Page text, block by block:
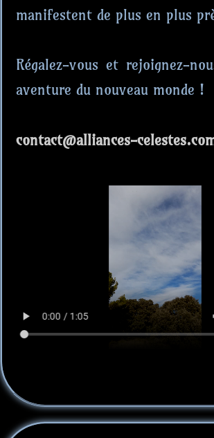
manifestent de plus en plus
Régalez-vous et rejoignez-
aventure du nouveau monde !
contact@alliances-